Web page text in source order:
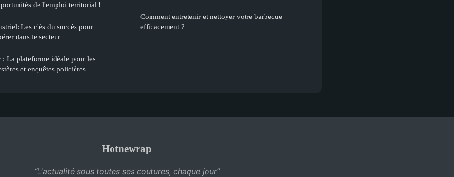
de l'emploi territorial !
Les clés du succès pour
dans le secteur
: La plateforme idéale pour les
et enquêtes policières
Comment entretenir et nettoyer votre barbecue
efficacement ?
Hotnewrap
“L'actualité sous toutes ses coutures, chaque jour”